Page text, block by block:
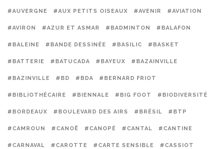
#AUVERGNE #AUX PETITS OISEAUX #AVENIR #AVIATION
#AVIRON #AZUR ET ASMAR #BADMINTON #BALAFON
#BALEINE #BANDE DESSINÉE #BASILIC #BASKET
#BATTERIE #BATUCADA #BAYEUX #BAZAINVILLE
#BAZINVILLE #BD #BDA #BERNARD FRIOT
#BIBLIOTHÉCAIRE #BIENNALE #BIG FOOT #BIODIVERSITÉ
#BORDEAUX #BOULEVARD DES AIRS #BRÉSIL #BTP
#CAMROUN #CANOË #CANOPÉ #CANTAL #CANTINE
#CARNAVAL #CAROTTE #CARTE SENSIBLE #CASSIOT